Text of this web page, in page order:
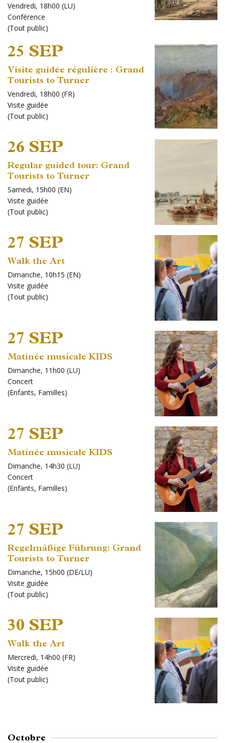
Vendredi, 18h00 (LU)
Conférence
(Tout public)
25 SEP
Visite guidée régulière : Grand
Tourists to Turner
Vendredi, 18h00 (FR)
Visite guidée
(Tout public)
26 SEP
Regular guided tour: Grand
Tourists to Turner
Samedi, 15h00 (EN)
Visite guidée
(Tout public)
27 SEP
Walk the Art
Dimanche, 10h15 (EN)
Visite guidée
(Tout public)
27 SEP
Matinée musicale KIDS
Dimanche, 11h00 (LU)
Concert
(Enfants, Familles)
27 SEP
Matinée musicale KIDS
Dimanche, 14h30 (LU)
Concert
(Enfants, Familles)
27 SEP
Regelmäßige Führung: Grand
Tourists to Turner
Dimanche, 15h00 (DE/LU)
Visite guidée
(Tout public)
30 SEP
Walk the Art
Mercredi, 14h00 (FR)
Visite guidée
(Tout public)
Octobre